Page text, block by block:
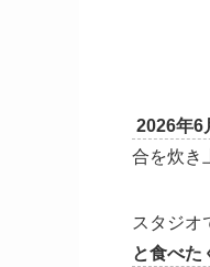
2026年6
合を炊き
スタジオ
と食べた